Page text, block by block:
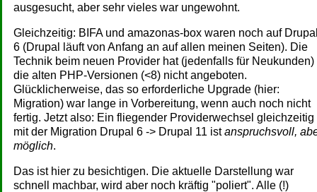
ausgesucht, aber sehr vieles war ungewohnt.
Gleichzeitig: BIFA und amazonas-box waren noch auf
6 (Drupal läuft von Anfang an auf allen meinen Seiten). Die
Technik beim neuen Provider hat (jedenfalls für Neukunden)
die alten PHP-Versionen (<8) nicht angeboten.
Glücklicherweise, das so erforderliche Upgrade (hier:
Migration) war lange in Vorbereitung, wenn auch noch nicht
fertig. Jetzt also: Ein fliegender Providerwechsel gleichzeitig
mit der Migration Drupal 6 -> Drupal 11 istanspruchsvoll,
möglich.
Das ist hier zu besichtigen. Die aktuelle Darstellung war
schnell machbar, wird aber noch kräftig "poliert". Alle (!)